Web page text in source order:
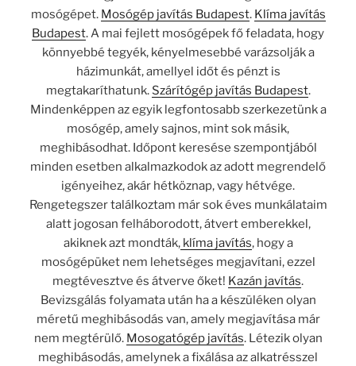
mosógépet. Mosógép javítás Budapest. Klíma javítás
Budapest. A mai fejlett mosógépek fő feladata, hogy
könnyebbé tegyék, kényelmesebbé varázsolják a
házimunkát, amellyel időt és pénzt is
megtakaríthatunk. Szárítógép javítás Budapest.
Mindenképpen az egyik legfontosabb szerkezetünk a
mosógép, amely sajnos, mint sok másik,
meghibásodhat. Időpont keresése szempontjából
minden esetben alkalmazkodok az adott megrendelő
igényeihez, akár hétköznap, vagy hétvége.
Rengetegszer találkoztam már sok éves munkálataim
alatt jogosan felháborodott, átvert emberekkel,
akiknek azt mondták,klíma javítás, hogy a
mosógépüket nem lehetséges megjavítani, ezzel
megtévesztve és átverve őket! Kazán javítás.
Bevizsgálás folyamata után ha a készüléken olyan
méretű meghibásodás van, amely megjavítása már
nem megtérülő. Mosogatógép javítás. Létezik olyan
meghibásodás, amelynek a fixálása az alkatrésszel